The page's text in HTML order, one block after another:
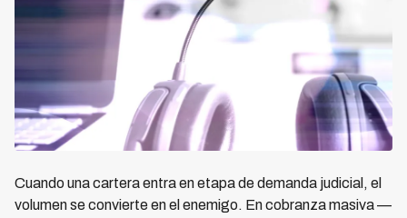
Cuando una cartera entra en etapa de demanda judicial, el
volumen se convierte en el enemigo. En cobranza masiva —